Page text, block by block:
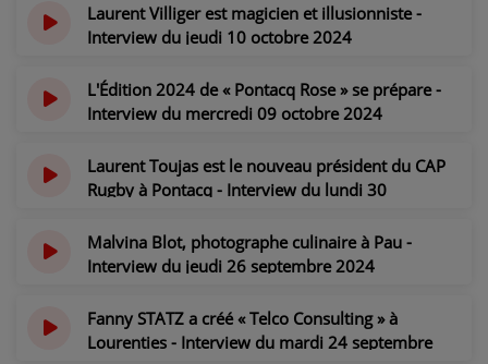
L'INFORMATION
EN QUOI ÇA CONSISTE ?
JEUX CONCOURS
VENEZ DANS LE PUBLIC !
Laurent Villiger est magicien et illusionniste -
Interview du jeudi 10 octobre 2024
L'Édition 2024 de « Pontacq Rose » se prépare -
Interview du mercredi 09 octobre 2024
Laurent Toujas est le nouveau président du CAP
Rugby à Pontacq - Interview du lundi 30
il y a 1 an
Malvina Blot, photographe culinaire à Pau -
Interview du jeudi 26 septembre 2024
Fanny STATZ a créé « Telco Consulting » à
Lourenties - Interview du mardi 24 septembre